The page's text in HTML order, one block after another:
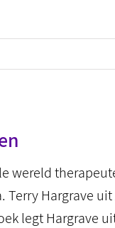
wereld
Hargrave uit
legt Hargrave